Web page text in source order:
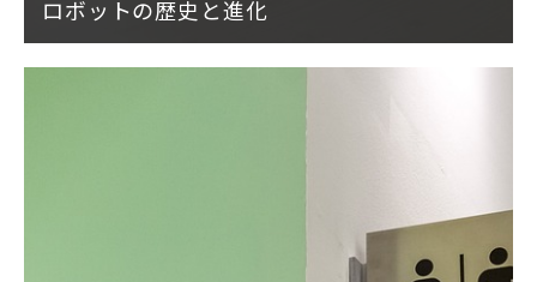
ロボットの歴史と進化